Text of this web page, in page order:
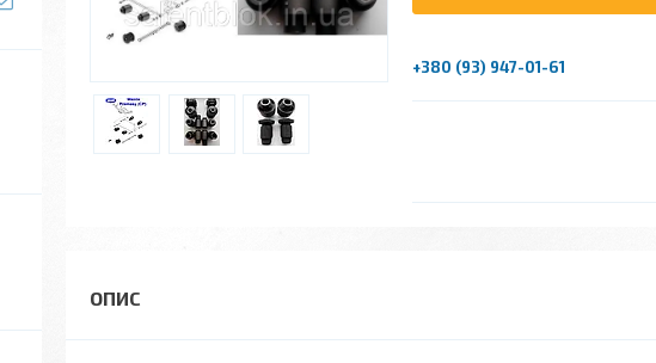
+380 (93) 947-01-61